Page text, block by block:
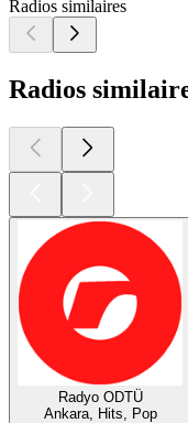
Radios similaires
Radios
Radyo ODTÜ
Ankara, Hits, Pop